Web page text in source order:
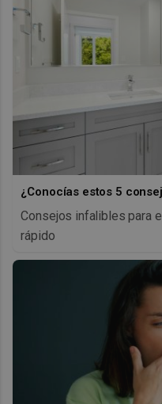
¿Conocías estos 5
Consejos infalibles para
rápido